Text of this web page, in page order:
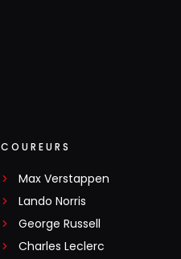
COUREURS
Max Verstappen
Lando Norris
George Russell
Charles Leclerc